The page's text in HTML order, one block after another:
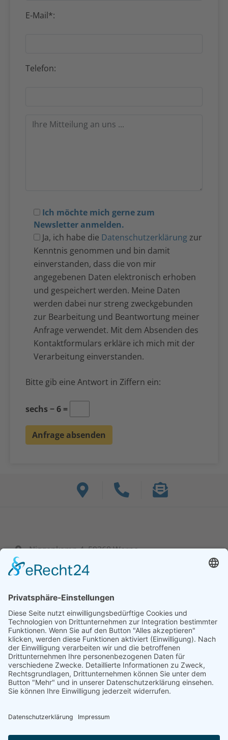
E-Mail*:
Telefon:
Ich möchte mich gerne zum
Newsletter anmelden.
Ja, ich habe die Datenschutzerklärungzur
Kenntnis genommen und bin damit
einverstanden, dass die von mir
angegebenen Daten elektronisch erhoben
und gespeichert werden. Meine Daten
werden dabei nur streng zweckgebunden
zur Bearbeitung und Beantwortung meiner
Anfrage verwendet. Mit dem Absenden des
Kontaktformulars erkläre ich mich mit der
Verarbeitung einverstanden.
Bitte gib eine Antwort in Ziffern ein:
sechs − 6 =
Niggenkamp 4, 59368 Werne
+ 49 (0) 23 89 95 39 60-0
Mo - Fr: 7:30 bis 15:00 Uhr
Unsere Lösungen
Unser Serviceangebot
Projektierung
Nebenstromfiltration
Aggregate
Steuerungen
Zylinder